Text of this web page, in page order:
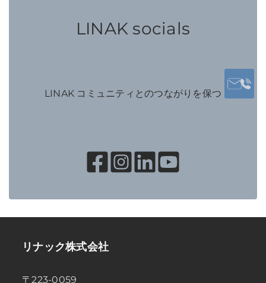
LINAK socials
LINAK コミュニティとのつながりを保つ
リナック株式会社
〒223-0059